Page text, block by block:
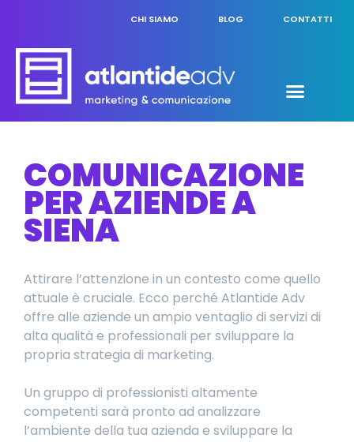
CHI SIAMO BLOG CONTATTI
COMUNICAZIONE
PER AZIENDE A
SIENA
Attirare l’attenzione in un contesto come quello
attuale è cruciale. Ecco perché Atlantide Adv
offre alle aziende un ampio ventaglio di servizi di
alta qualità e professionali per sviluppare la
propria strategia di marketing.
Un gruppo di professionisti altamente
competenti sarà pronto ad analizzare
l’ambiente della tua azienda e sviluppare la